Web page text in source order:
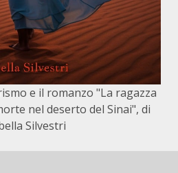
e il romanzo "La ragazza
nel deserto del Sinai", di
Silvestri